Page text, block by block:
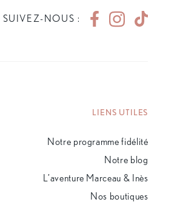
SUIVEZ-NOUS :
LIENS UTILES
Notre programme fidélité
Notre blog
L’aventure Marceau & Inès
Nos boutiques